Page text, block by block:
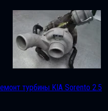
турбины KIA Sorento 2.5